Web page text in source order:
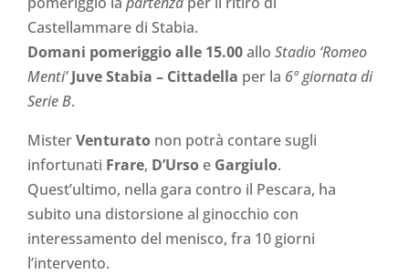
Castellammare di Stabia.
Domani pomeriggio alle 15.00allo Stadio ‘Romeo
Menti’ Juve Stabia – Cittadella per la 6ª giornata di
Serie B.
MisterVenturato non potrà contare sugli
infortunati Frare, D’Urso e Gargiulo.
Quest’ultimo, nella gara contro il Pescara, ha
subito una distorsione al ginocchio con
interessamento del menisco, fra 10 giorni
l’intervento.